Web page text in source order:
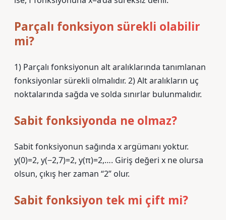
Parçalı fonksiyon sürekli olabilir
mi?
1) Parçalı fonksiyonun alt aralıklarında tanımlanan
fonksiyonlar sürekli olmalıdır. 2) Alt aralıkların uç
noktalarında sağda ve solda sınırlar bulunmalıdır.
Sabit fonksiyonda ne olmaz?
Sabit fonksiyonun sağında x argümanı yoktur.
y(0)=2, y(−2,7)=2, y(π)=2,…. Giriş değeri x ne olursa
olsun, çıkış her zaman “2” olur.
Sabit fonksiyon tek mi çift mi?